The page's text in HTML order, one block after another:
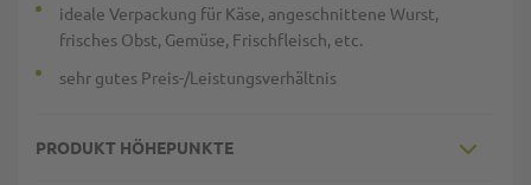
ideale Verpackung für Käse, angeschnittene Wurst,
frisches Obst, Gemüse, Frischfleisch, etc.
sehr gutes Preis-/Leistungsverhältnis
PRODUKT HÖHEPUNKTE